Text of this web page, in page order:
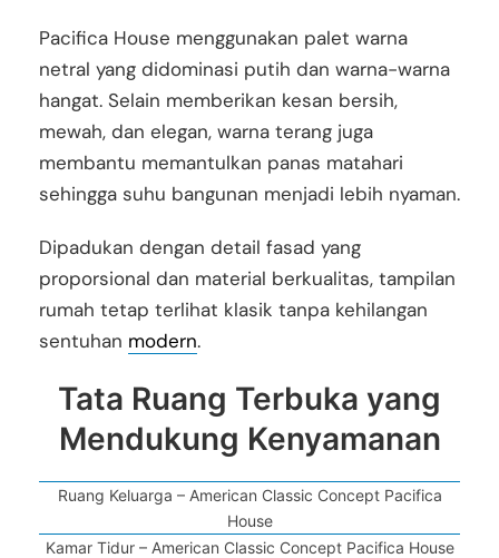
Pacifica House menggunakan palet warna
netral yang didominasi putih dan warna-warna
hangat. Selain memberikan kesan bersih,
mewah, dan elegan, warna terang juga
membantu memantulkan panas matahari
sehingga suhu bangunan menjadi lebih nyaman.
Dipadukan dengan detail fasad yang
proporsional dan material berkualitas, tampilan
rumah tetap terlihat klasik tanpa kehilangan
sentuhan modern.
Tata Ruang Terbuka yang
Mendukung Kenyamanan
Ruang Keluarga – American Classic Concept Pacifica
House
Kamar Tidur – American Classic Concept Pacifica House